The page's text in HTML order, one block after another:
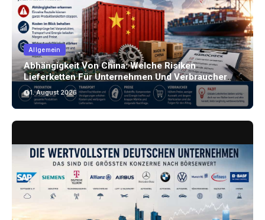
Allgemein
Abhängigkeit Von China: Welche Risiken
Lieferketten Für Unternehmen Und Verbraucher
Bergen
1. August 2026